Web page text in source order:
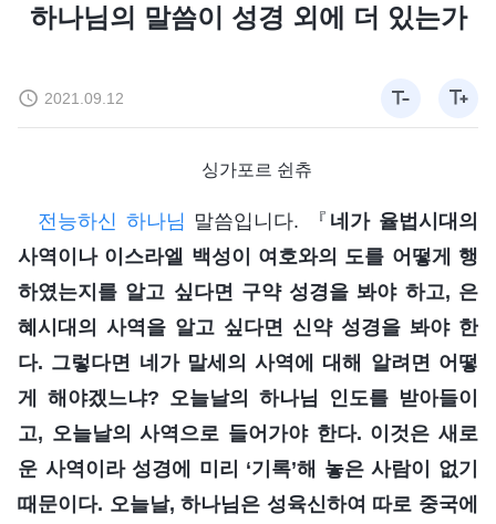
하나님의 말씀이 성경 외에 더 있는가
2021.09.12
싱가포르 쉰츄
전능하신 하나님 말씀입니다. 『 네가 율법시대의
사역이나 이스라엘 백성이 여호와의 도를 어떻게 행
하였는지를 알고 싶다면 구약 성경을 봐야 하고, 은
혜시대의 사역을 알고 싶다면 신약 성경을 봐야 한
다. 그렇다면 네가 말세의 사역에 대해 알려면 어떻
게 해야겠느냐? 오늘날의 하나님 인도를 받아들이
고, 오늘날의 사역으로 들어가야 한다. 이것은 새로
운 사역이라 성경에 미리 ‘기록’해 놓은 사람이 없기
때문이다. 오늘날, 하나님은 성육신하여 따로 중국에